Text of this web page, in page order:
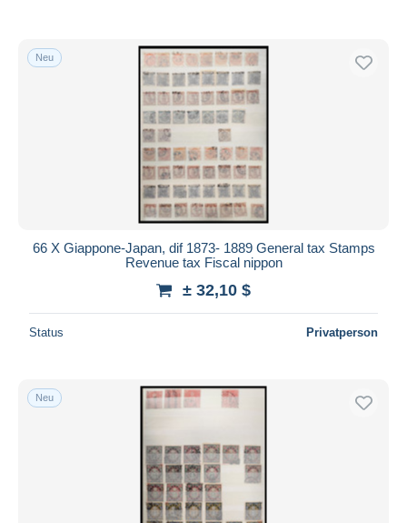
Neu
66 X Giappone-Japan, dif 1873- 1889 General tax Stamps
Revenue tax Fiscal nippon
± 32,10 $
Status Privatperson
Neu